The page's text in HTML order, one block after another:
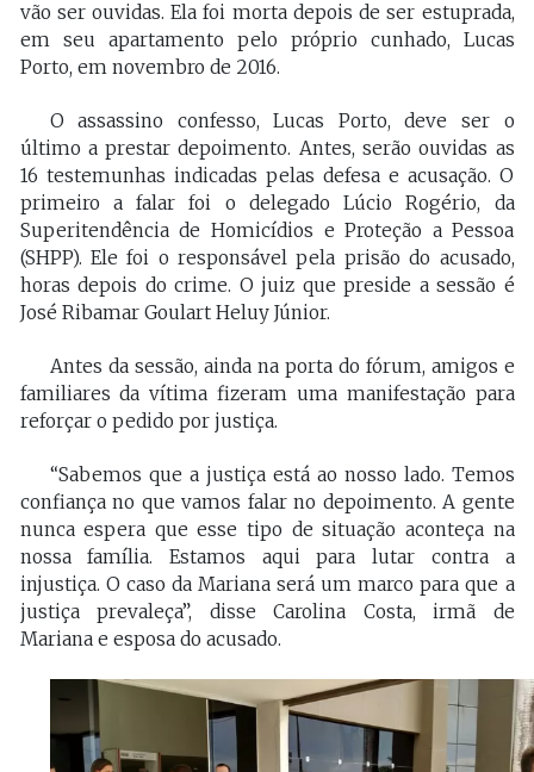
vão ser ouvidas. Ela foi morta depois de ser estuprada,
em seu apartamento pelo próprio cunhado, Lucas
Porto, em novembro de 2016.
O assassino confesso, Lucas Porto, deve ser o
último a prestar depoimento. Antes, serão ouvidas as
16 testemunhas indicadas pelas defesa e acusação. O
primeiro a falar foi o delegado Lúcio Rogério, da
Superitendência de Homicídios e Proteção a Pessoa
(SHPP). Ele foi o responsável pela prisão do acusado,
horas depois do crime. O juiz que preside a sessão é
José Ribamar Goulart Heluy Júnior.
Antes da sessão, ainda na porta do fórum, amigos e
familiares da vítima fizeram uma manifestação para
reforçar o pedido por justiça.
“Sabemos que a justiça está ao nosso lado. Temos
confiança no que vamos falar no depoimento. A gente
nunca espera que esse tipo de situação aconteça na
nossa família. Estamos aqui para lutar contra a
injustiça. O caso da Mariana será um marco para que a
justiça prevaleça”, disse Carolina Costa, irmã de
Mariana e esposa do acusado.